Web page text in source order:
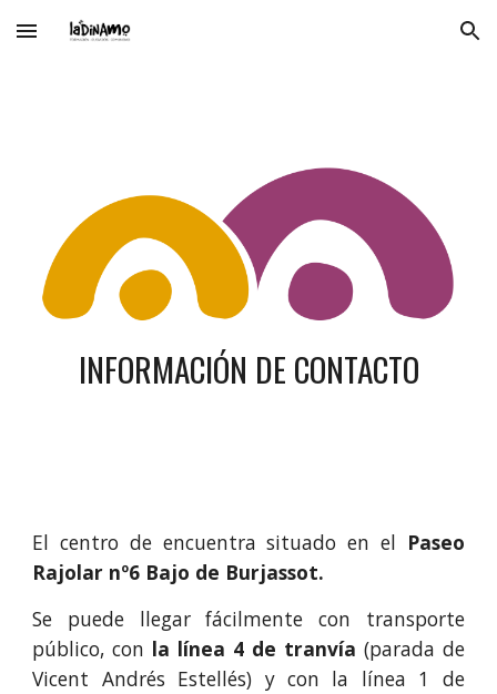
Skip to main content Skip to navigation
INFORMACIÓN DE CONTACTO
El centro de encuentra situado en el Paseo
Rajolar nº6 Bajo de Burjassot.
Se puede llegar fácilmente con transporte
público, con la línea 4 de tranvía (parada de
Vicent Andrés Estellés) y con la línea 1 de